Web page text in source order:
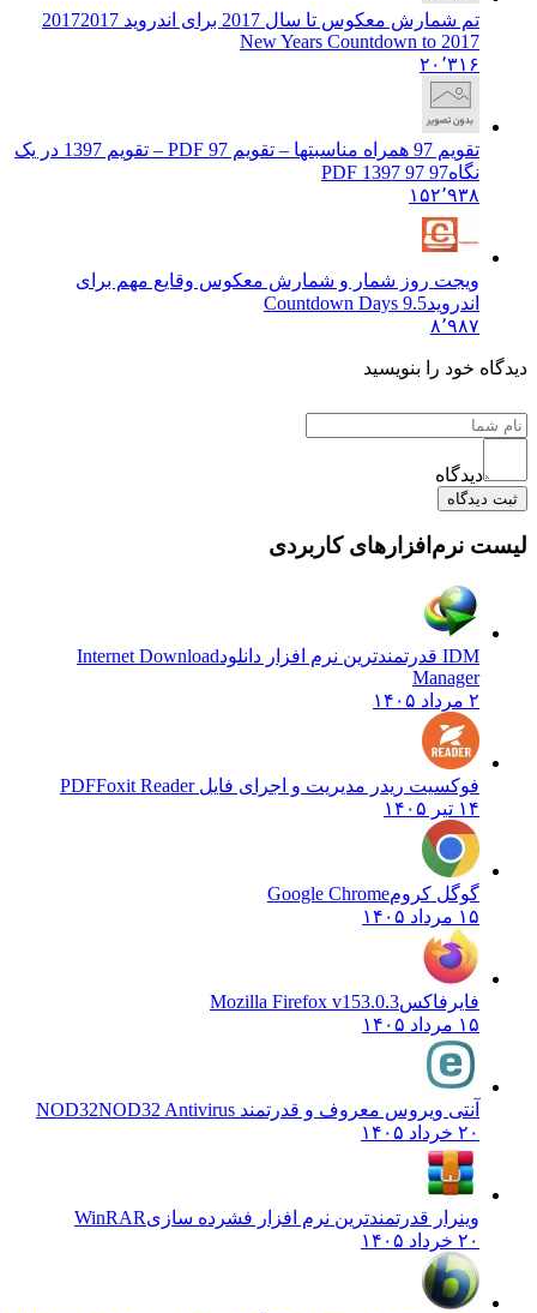
تم شمارش معکوس تا سال 2017 برای اندروید 2017
2017
New Years Countdown to 2017
۲۰٬۳۱۶
تقویم 97 همراه مناسبتها – تقویم 97 PDF – تقویم 1397 در یک
نگاه97 97 PDF 1397
۱۵۲٬۹۳۸
ویجت روز شمار و شمارش معکوس وقایع مهم برای
اندرویدCountdown Days 9.5
۸٬۹۸۷
دیدگاه خود را بنویسید
دیدگاه
ثبت دیدگاه
لیست نرم‌افزارهای کاربردی
IDM قدرتمندترین نرم افزار دانلود
Internet Download
Manager
۲ مرداد ۱۴۰۵
فوکسیت ریدر مدیریت و اجرای فایل PDFFoxit Reader
۱۴ تیر ۱۴۰۵
گوگل کرومGoogle Chrome
۱۵ مرداد ۱۴۰۵
فایرفاکسMozilla Firefox v153.0.3
۱۵ مرداد ۱۴۰۵
آنتی ویروس معروف و قدرتمند NOD32 NOD32 Antivirus
۲۰ خرداد ۱۴۰۵
وینرار قدرتمندترین نرم افزار فشرده سازیWinRAR
۲۰ خرداد ۱۴۰۵